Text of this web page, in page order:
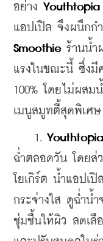
อย่าง Youthtopia
แอปเปิล จึงผนึกก
Smoothie ร้านน้ำ
แรงในขณะนี้ ซึ่งมี
100% โดยไม่ผสม
เมนูสมูทตี้สุดพิเศ
1.
ฉ่ำตลอดวัน โดยส่
โยเกิร์ต น้ำแอปเ
กระจ่างใส ดูฉ่ำน้
ชุ่มชื้นให้ผิว ลดเลื